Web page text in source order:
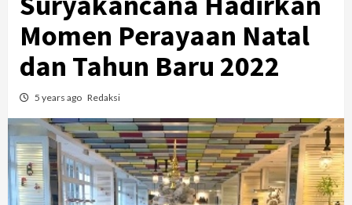
Momen Perayaan Natal
dan Tahun Baru 2022
5 years ago Redaksi